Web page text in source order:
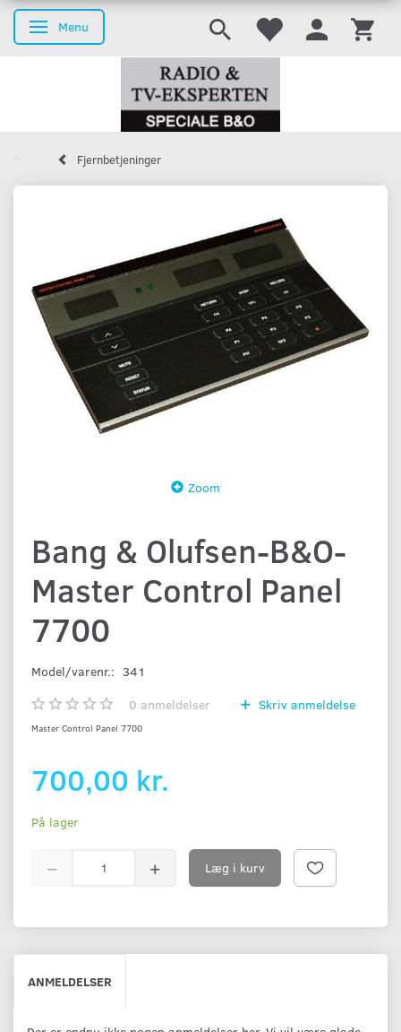
Skifte navigation
Menu
Fjernbetjeninger
Zoom
Bang & Olufsen-B&O-
Master Control Panel
7700
Model/varenr.: 341
0 anmeldelser Skriv anmeldelse
Master Control Panel 7700
700,00 kr.
På lager
Læg i kurv
ANMELDELSER